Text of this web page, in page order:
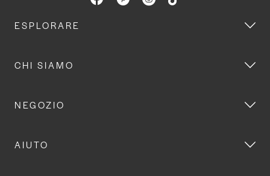
ESPLORARE
CHI SIAMO
NEGOZIO
AIUTO